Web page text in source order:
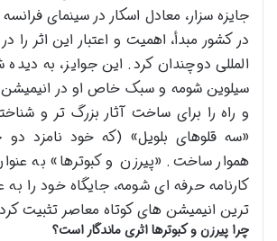
جایزه سزار، معادل اسکار در سینمای
در کشور مبدأ، اهمیت و اعتبار این اثر
المللی دوچندان کرد. این جوایز، به
سیلوین شومه و سبک خاص او در
و راه را برای ساخت آثار بزرگ تر و
«سه قلوهای بلویل» (که خود نامزد دو
هموار ساخت. «پیرزن و کبوترها» به
کارنامه حرفه ای شومه، جایگاه خود را به
ترین انیمیشن های کوتاه معاصر تثبیت
چرا پیرزن و کبوترها اثری ماندگار است؟